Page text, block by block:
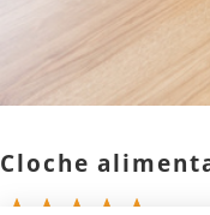
Cloche